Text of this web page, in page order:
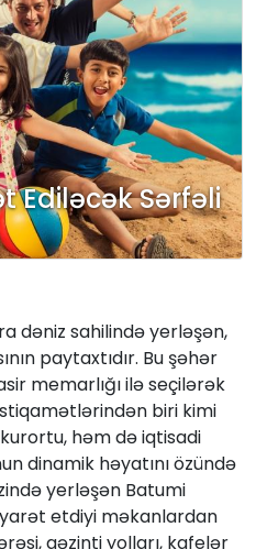
Ediləcək Sərfəli
dəniz sahilində yerləşən,
paytaxtıdır. Bu şəhər
memarlığı ilə seçilərək
biri kimi
həm də iqtisadi
dinamik həyatını özündə
yerləşən Batumi
etdiyi məkanlardan
gəzinti yolları, kafelər